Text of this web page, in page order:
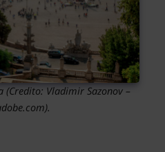
(Credito: Vladimir Sazonov–